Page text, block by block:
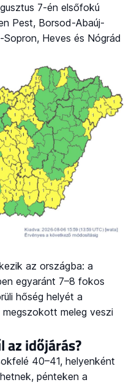
7-én elsőfokú
Pest, Borsod-Abaúj-
Heves és Nógrád
az országba: a
egyaránt 7–8 fokos
hőség helyét a
meleg veszi
az időjárás?
40–41, helyenként
pénteken a